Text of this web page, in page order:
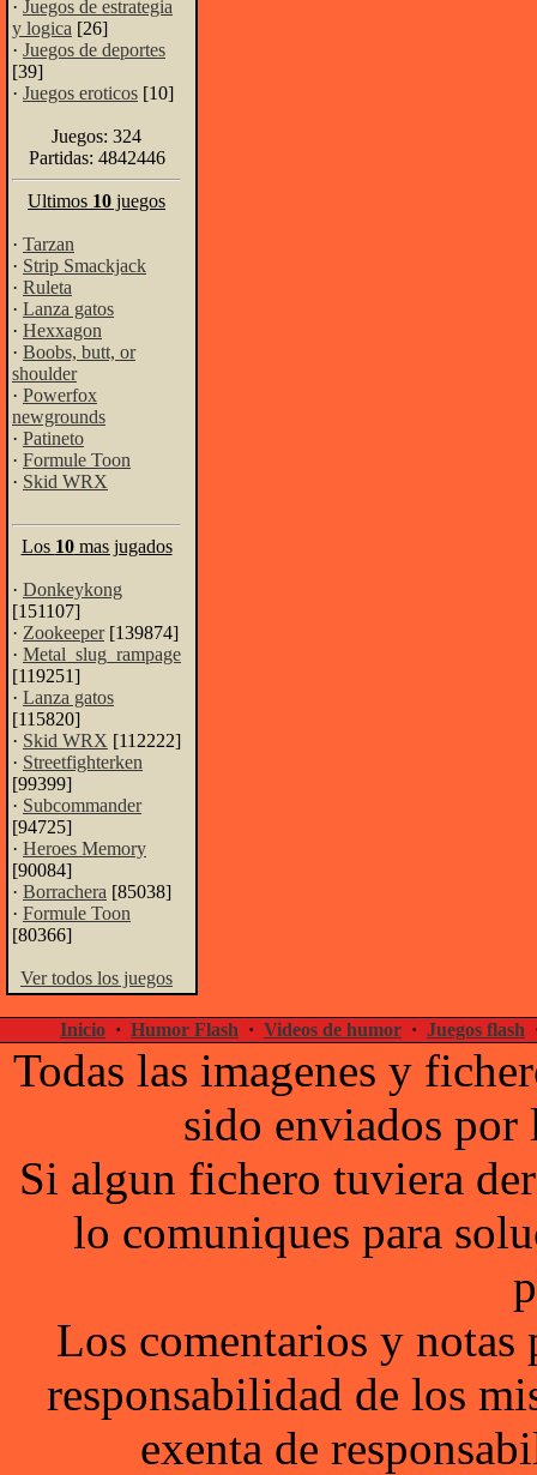
· Juegos de estrategia
y logica [26]
· Juegos de deportes
[39]
· Juegos eroticos [10]
Juegos: 324
Partidas: 4842446
Ultimos 10 juegos
· Tarzan
· Strip Smackjack
· Ruleta
· Lanza gatos
· Hexxagon
· Boobs, butt, or
shoulder
· Powerfox
newgrounds
· Patineto
· Formule Toon
· Skid WRX
Los 10mas jugados
· Donkeykong
[151107]
· Zookeeper[139874]
· Metal_slug_rampage
[119251]
· Lanza gatos
[115820]
· Skid WRX [112222]
· Streetfighterken
[99399]
· Subcommander
[94725]
· Heroes Memory
[90084]
· Borrachera [85038]
· Formule Toon
[80366]
Ver todos los juegos
Inicio · Humor Flash · Videos de humor · Juegos flash
Todas las imagenes y
sido enviados por
Si algun fichero tuviera
lo comuniques para
Los comentarios y notas
responsabilidad de los
exenta de